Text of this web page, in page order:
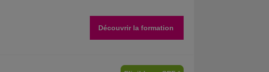
Découvrir la formation